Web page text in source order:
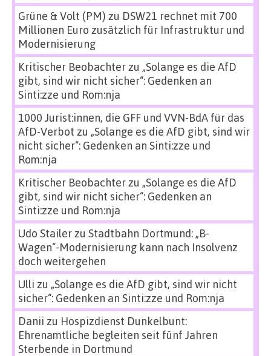
Grüne & Volt (PM) zu DSW21 rechnet mit 700
Millionen Euro zusätzlich für Infrastruktur und
Modernisierung
Kritischer Beobachterzu „Solange es die AfD
gibt, sind wir nicht sicher“: Gedenken an
Sinti:zze und Rom:nja
1000 Jurist:innen, die GFF und VVN-BdA für das
AfD-Verbot zu „Solange es die AfD gibt, sind wir
nicht sicher“: Gedenken an Sinti:zze und
Rom:nja
Kritischer Beobachterzu „Solange es die AfD
gibt, sind wir nicht sicher“: Gedenken an
Sinti:zze und Rom:nja
Udo Stailerzu Stadtbahn Dortmund: „B-
Wagen“-Modernisierung kann nach Insolvenz
doch weitergehen
Ulli zu „Solange es die AfD gibt, sind wir nicht
sicher“: Gedenken an Sinti:zze und Rom:nja
Danii zu Hospizdienst Dunkelbunt:
Ehrenamtliche begleiten seit fünf Jahren
Sterbende in Dortmund